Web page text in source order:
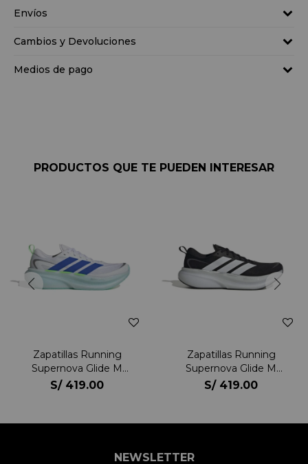
Envíos
Cambios y Devoluciones
Medios de pago
PRODUCTOS QUE TE PUEDEN INTERESAR
Zapatillas Running
Supernova Glide M
Hombre
S/ 419.00
Zapatillas Running
Supernova Glide M
Hombre
S/ 419.00
NEWSLETTER